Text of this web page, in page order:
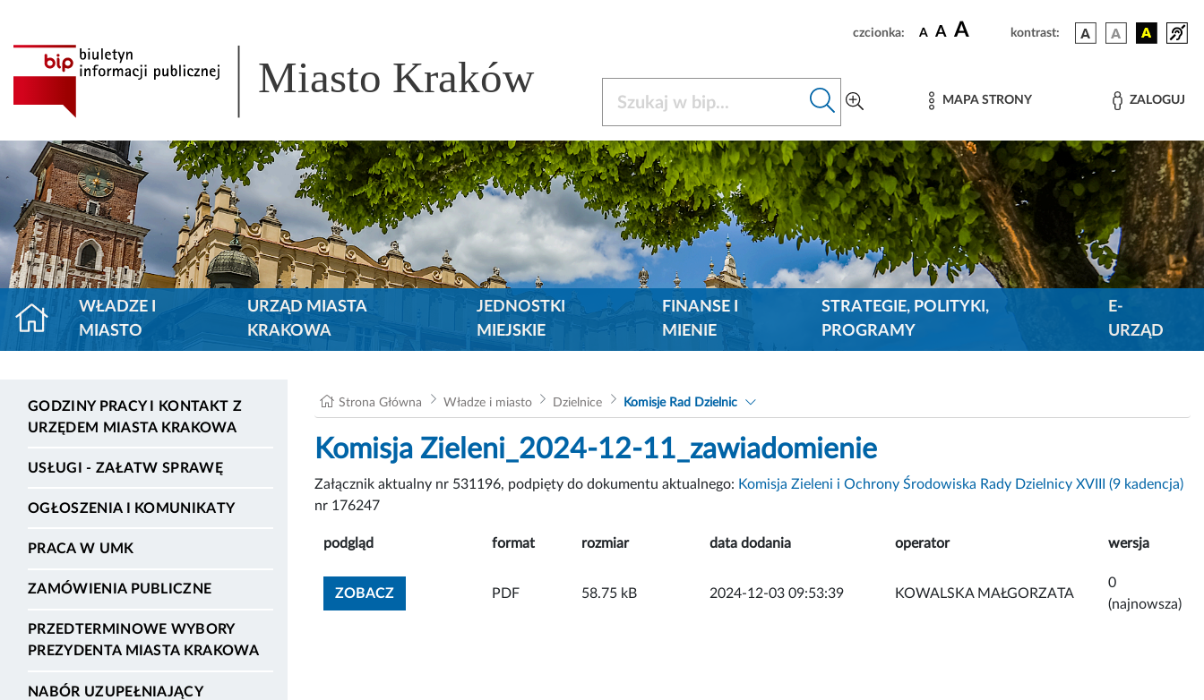
czcionka: A A A kontrast:
Miasto Kraków MAPA STRONY ZALOGUJ
WŁADZE I
MIASTO
URZĄD MIASTA
KRAKOWA
JEDNOSTKI
MIEJSKIE
FINANSE I
MIENIE
STRATEGIE, POLITYKI,
PROGRAMY
E-
URZĄD
GODZINY PRACY I KONTAKT Z
URZĘDEM MIASTA KRAKOWA
USŁUGI - ZAŁATW SPRAWĘ
OGŁOSZENIA I KOMUNIKATY
PRACA W UMK
ZAMÓWIENIA PUBLICZNE
PRZEDTERMINOWE WYBORY
PREZYDENTA MIASTA KRAKOWA
NABÓR UZUPEŁNIAJĄCY
Strona Główna Władze i miasto Dzielnice Komisje Rad Dzielnic
Komisja Zieleni_2024-12-11_zawiadomienie
Załącznik aktualny nr 531196, podpięty do dokumentu aktualnego: Komisja Zieleni i Ochrony Środowiska Rady Dzielnicy XVIII (9 kadencja)
nr 176247
podgląd format rozmiar data dodania operator wersja
ZOBACZZOBACZ ZAŁĄCZNIK
PDF 58.75 kB 2024-12-03 09:53:39 KOWALSKA MAŁGORZATA
0
(najnowsza)